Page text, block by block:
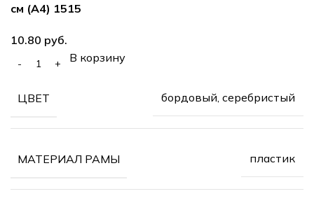
см (А4) 1515
10.80 руб.
В корзину
ЦВЕТ бордовый, серебристый
МАТЕРИАЛ РАМЫ пластик